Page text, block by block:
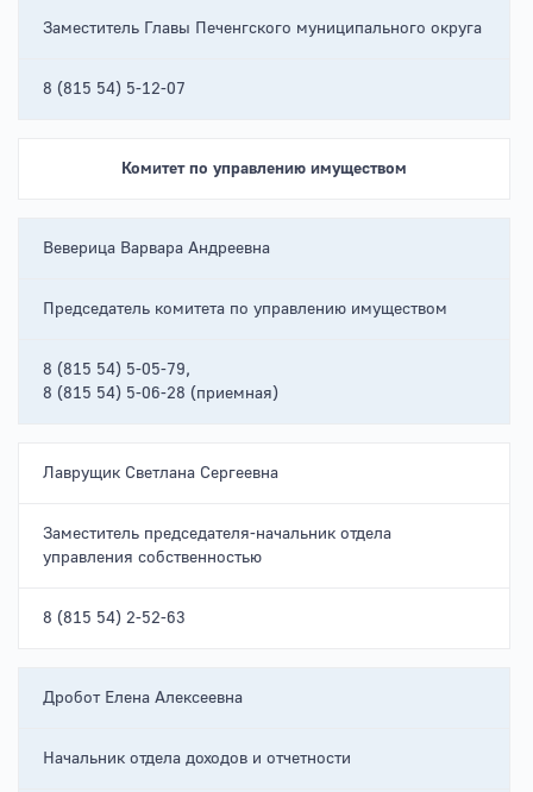
Заместитель Главы Печенгского муниципального округа
8 (815 54) 5-12-07
Комитет по управлению имуществом
Веверица Варвара Андреевна
Председатель комитета по управлению имуществом
8 (815 54) 5-05-79,
8 (815 54) 5-06-28 (приемная)
Лаврущик Светлана Сергеевна
Заместитель председателя-начальник отдела
управления собственностью
8 (815 54) 2-52-63
Дробот Елена Алексеевна
Начальник отдела доходов и отчетности